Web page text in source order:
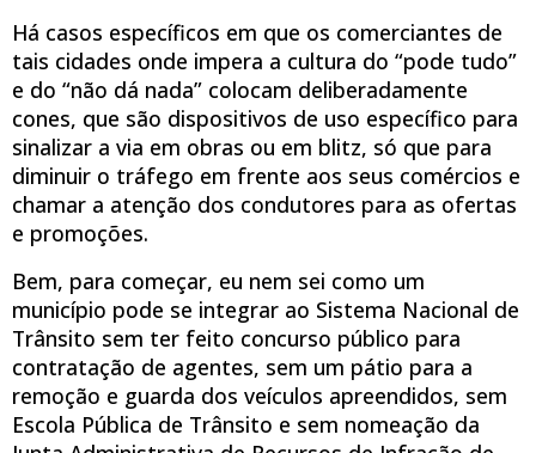
Há casos específicos em que os comerciantes de
tais cidades onde impera a cultura do “pode tudo”
e do “não dá nada” colocam deliberadamente
cones, que são dispositivos de uso específico para
sinalizar a via em obras ou em blitz, só que para
diminuir o tráfego em frente aos seus comércios e
chamar a atenção dos condutores para as ofertas
e promoções.
Bem, para começar, eu nem sei como um
município pode se integrar ao Sistema Nacional de
Trânsito sem ter feito concurso público para
contratação de agentes, sem um pátio para a
remoção e guarda dos veículos apreendidos, sem
Escola Pública de Trânsito e sem nomeação da